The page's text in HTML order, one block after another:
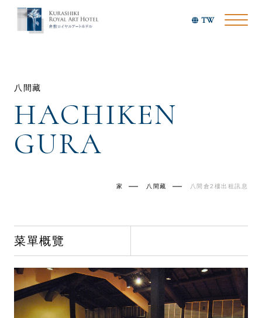
TW
八間藏
HACHIKEN
GURA
家 八間藏 八間倉2樓出租訊息
菜單概覽